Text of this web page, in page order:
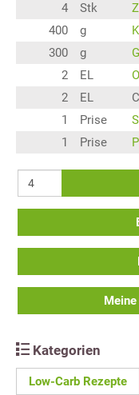
4 Stk
400
g
300
g
2
EL
2
EL
1
Prise
1
Prise
Kategorien
Low-Carb Rezepte